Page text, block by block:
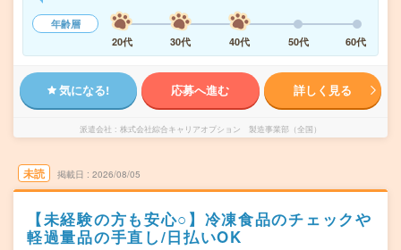
年齢層
20代
30代 40代 50代 60代
気になる! 応募へ進む 詳しく見る
派遣会社 株式会社綜合キャリアオプション 製造事業部（全国）
未読 掲載日 2026/08/05
【未経験の方も安心○】冷凍食品のチェックや
軽過量品の手直し/日払いOK